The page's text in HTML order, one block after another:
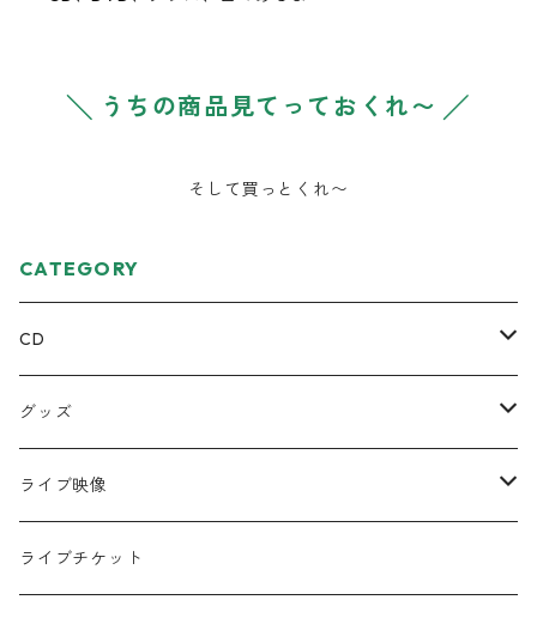
╲ うちの商品見てっておくれ〜 ╱
そして買っとくれ〜
CATEGORY
CD
ミニアルバム
宅レコCD
フルアルバム
グッズ
Tシャツ
半袖
絵本
ライブ映像
DVD
ライブチケット